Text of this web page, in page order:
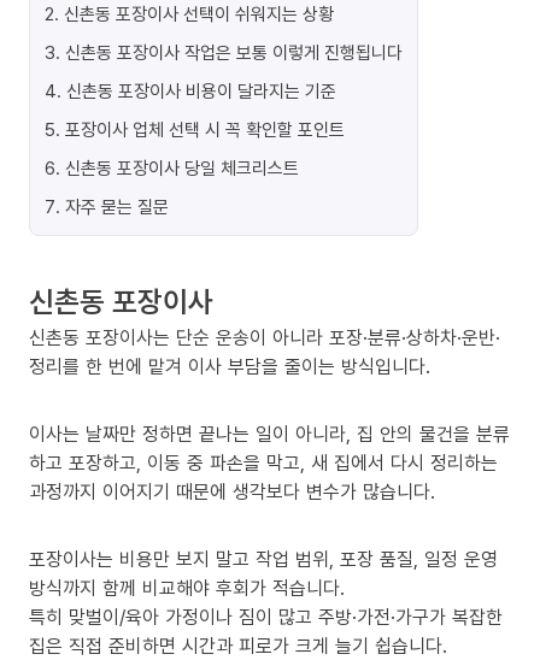
2. 신촌동 포장이사 선택이 쉬워지는 상황
3. 신촌동 포장이사 작업은 보통 이렇게 진행됩니다
4. 신촌동 포장이사 비용이 달라지는 기준
5. 포장이사 업체 선택 시 꼭 확인할 포인트
6. 신촌동 포장이사 당일 체크리스트
7. 자주 묻는 질문
신촌동 포장이사
신촌동 포장이사는 단순 운송이 아니라 포장·분류·상하차·운반·
정리를 한 번에 맡겨 이사 부담을 줄이는 방식입니다.
이사는 날짜만 정하면 끝나는 일이 아니라, 집 안의 물건을 분류
하고 포장하고, 이동 중 파손을 막고, 새 집에서 다시 정리하는
과정까지 이어지기 때문에 생각보다 변수가 많습니다.
포장이사는 비용만 보지 말고 작업 범위, 포장 품질, 일정 운영
방식까지 함께 비교해야 후회가 적습니다.
특히 맞벌이/육아 가정이나 짐이 많고 주방·가전·가구가 복잡한
집은 직접 준비하면 시간과 피로가 크게 늘기 쉽습니다.